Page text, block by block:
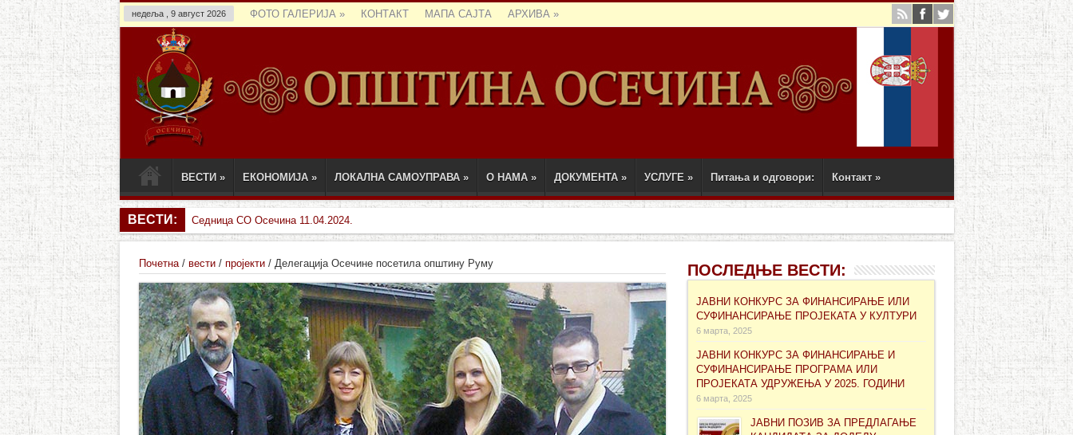
недеља , 9 август 2026 ФОТО ГАЛЕРИЈА » КОНТАКТ МАПА САЈТА АРХИВА »
ВЕСТИ » ЕКОНОМИЈА » ЛОКАЛНА САМОУПРАВА » О НАМА » ДОКУМЕНТА » УСЛУГЕ » Питања и одговори: Контакт »
ВЕСТИ: Седница СО Осечина 11.04.2024.
Почетна/ вести/ пројекти/ Делегација Осечине посетила општину Руму ПОСЛЕДЊЕ ВЕСТИ:
ЈАВНИ КОНКУРС ЗА ФИНАНСИРАЊЕ ИЛИ
СУФИНАНСИРАЊЕ ПРОЈЕКАТА У КУЛТУРИ
6 марта, 2025
ЈАВНИ КОНКУРС ЗА ФИНАНСИРАЊЕ И
СУФИНАНСИРАЊЕ ПРОГРАМА ИЛИ
ПРОЈЕКАТА УДРУЖЕЊА У 2025. ГОДИНИ
6 марта, 2025
ЈАВНИ ПОЗИВ ЗА ПРЕДЛАГАЊЕ